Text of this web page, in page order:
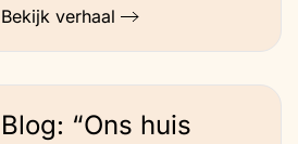
Bekijk verhaal
Blog: “Ons huis